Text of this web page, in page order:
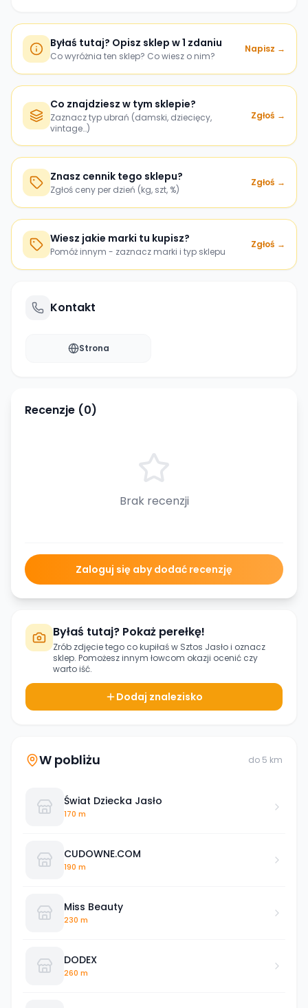
Byłaś tutaj? Opisz sklep w 1 zdaniu
Co wyróżnia ten sklep? Co wiesz o nim?
Napisz →
Co znajdziesz w tym sklepie?
Zaznacz typ ubrań (damski, dziecięcy,
vintage…)
Zgłoś →
Znasz cennik tego sklepu?
Zgłoś ceny per dzień (kg, szt, %)
Zgłoś →
Wiesz jakie marki tu kupisz?
Pomóż innym - zaznacz marki i typ sklepu
Zgłoś →
Kontakt
Strona
Recenzje (0)
Brak recenzji
Zaloguj się aby dodać recenzję
Byłaś tutaj? Pokaż perełkę!
Zrób zdjęcie tego co kupiłaś w Sztos Jasłoi oznacz
sklep. Pomożesz innym łowcom okazji ocenić czy
warto iść.
Dodaj znalezisko
W pobliżu do 5 km
Świat Dziecka Jasło
170 m
CUDOWNE.COM
190 m
Miss Beauty
230 m
DODEX
260 m